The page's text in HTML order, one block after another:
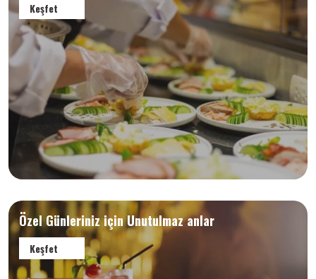
Keşfet
Özel Günleriniz için Unutulmaz anlar
Keşfet